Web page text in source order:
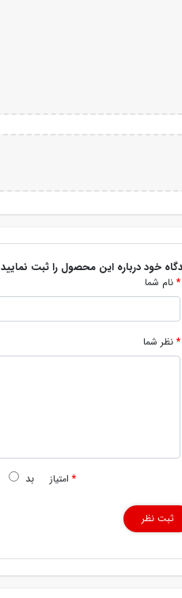
خود درباره این محصول را ثبت نمایید
نام شما
نظر شما
امتیاز بد
ثبت نظر